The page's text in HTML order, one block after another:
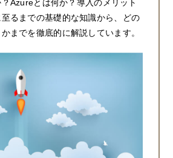
Azureとは何か？導入のメリット
るまでの基礎的な知識から、どの
までを徹底的に解説しています。